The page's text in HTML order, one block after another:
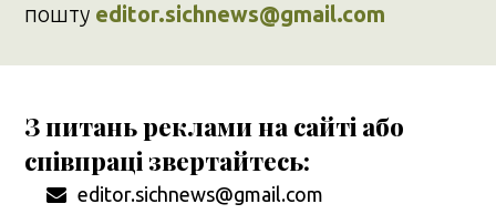
пошту editor.sichnews@gmail.com
З питань реклами на сайті або
співпраці звертайтесь:
editor.sichnews@gmail.com